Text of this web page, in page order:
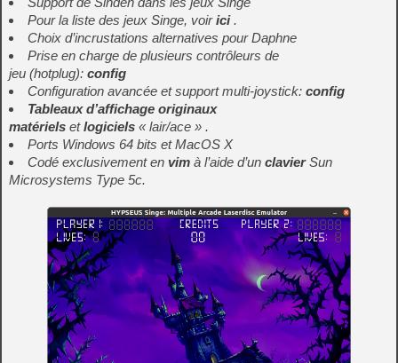
Pour la liste des jeux Singe, voirici.
Choix d’incrustations alternatives pour Daphne
Prise en charge de plusieurs contrôleurs de
jeu (hotplug): config
Configuration avancée et support multi-joystick: config
Tableaux d’affichage originaux
matériels etlogiciels « lair/ace » .
Ports Windows 64 bits et MacOS X
Codé exclusivement en vim à l’aide d’un clavierSun
Microsystems Type 5c.